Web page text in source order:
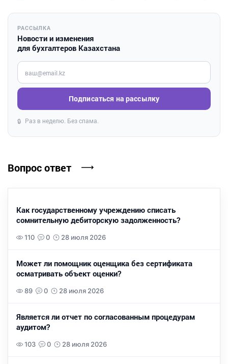
РАССЫЛКА
Новости и изменения
для бухгалтеров Казахстана
Введите ваш e-mail
Подписаться на рассылку
🔒 Раз в неделю. Без спама.
Вопрос ответ
Как государственному учреждению списать
сомнительную дебиторскую задолженность?
110 0 28 июля 2026
Может ли помощник оценщика без сертификата
осматривать объект оценки?
89 0 28 июля 2026
Является ли отчет по согласованным процедурам
аудитом?
103 0 28 июля 2026